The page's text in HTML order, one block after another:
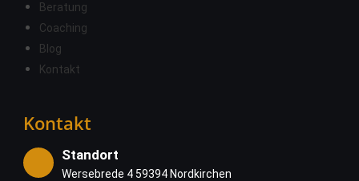
Beratung
Coaching
Blog
Kontakt
Kontakt
Standort
Wersebrede 4 59394 Nordkirchen